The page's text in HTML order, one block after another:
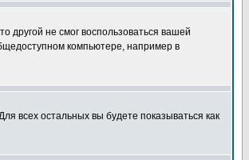
другой не смог воспользоваться вашей
компьютере, например в
всех остальных вы будете показываться как